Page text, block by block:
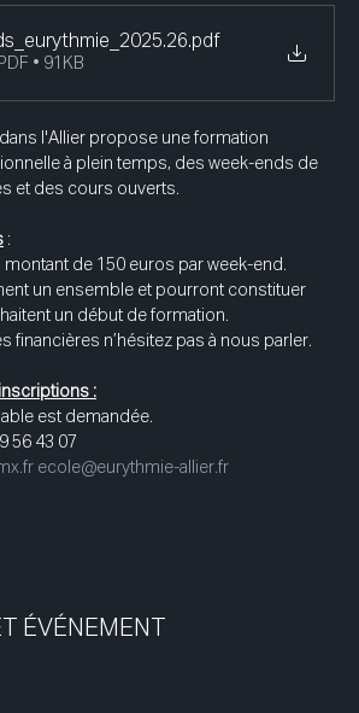
.pdf
• 91KB
dans l'Allier propose une formation
à plein temps, des week-ends de
et des cours ouverts.
:
de 150 euros par week-end.
un ensemble et pourront constituer
un début de formation.
financières n’hésitez pas à nous parler.
:
est demandée.
56 43 07
ecole@eurythmie-allier.fr
ÉVÉNEMENT